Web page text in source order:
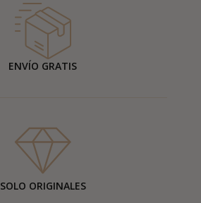
ENVÍO GRATIS
SOLO ORIGINALES